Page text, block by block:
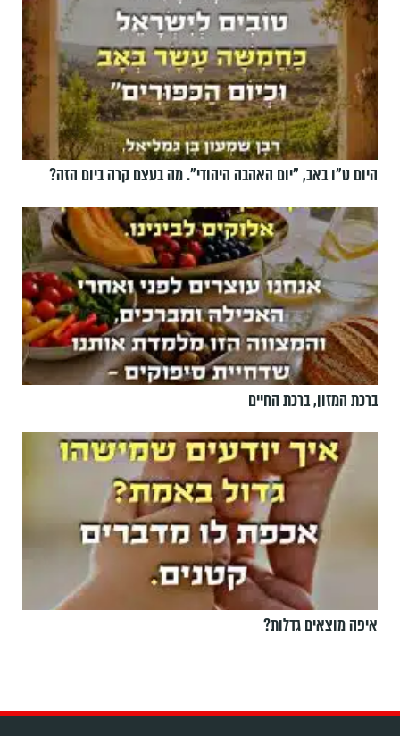
היום ט"ו באב, ”יום האהבה היהודי". מה בעצם קרה ביום הזה?
ברכת המזון, ברכת החיים
איפה מוצאים גדלות?